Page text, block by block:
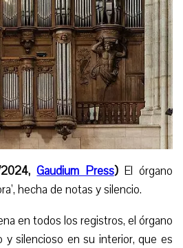
2024,Gaudium Press)El órgano
hecha de notas y silencio.
en todos los registros, el órgano
y silencioso en su interior, que es